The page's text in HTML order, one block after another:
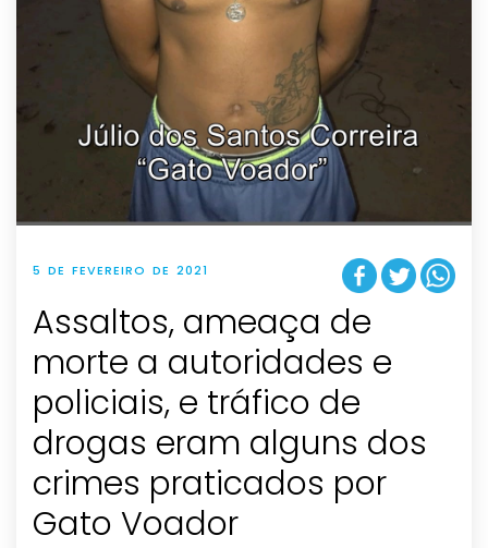
5 DE FEVEREIRO DE 2021
Assaltos, ameaça de
morte a autoridades e
policiais, e tráfico de
drogas eram alguns dos
crimes praticados por
Gato Voador